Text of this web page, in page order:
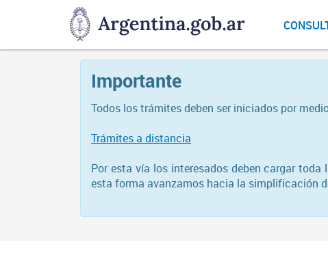
DNGU
Dirección
Nacional
de
Gestión
Universitaria
Importante
Todos los trámites deben ser iniciados por
Trámites a distancia
Por esta vía los interesados deben cargar
esta forma avanzamos hacia la simplificación